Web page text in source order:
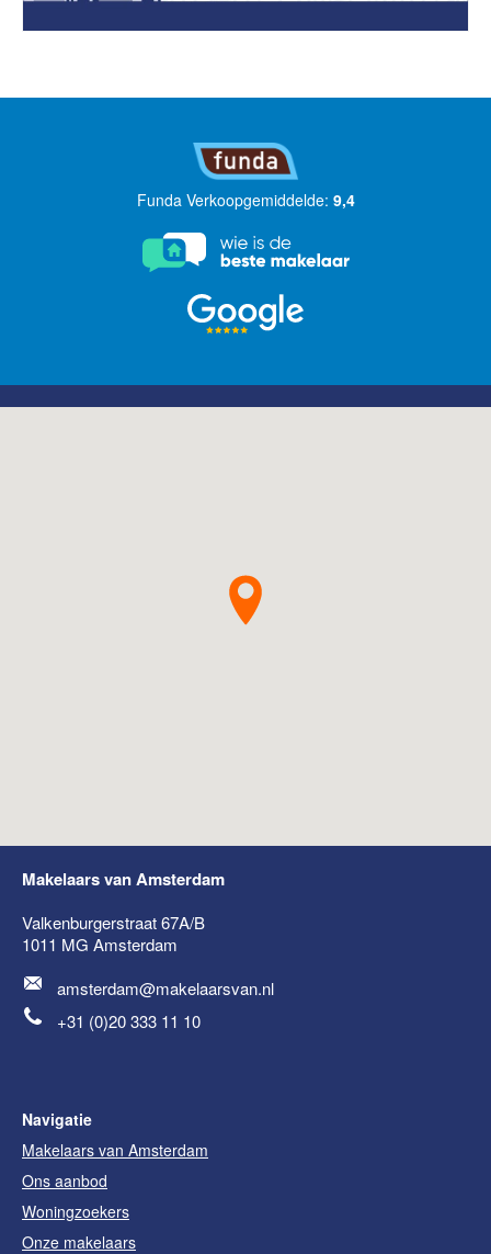
Funda Verkoopgemiddelde: 9,4
Makelaars van Amsterdam
Valkenburgerstraat 67A/B
1011 MG Amsterdam
amsterdam@makelaarsvan.nl
+31 (0)20 333 11 10
Navigatie
Makelaars van Amsterdam
Ons aanbod
Woningzoekers
Onze makelaars